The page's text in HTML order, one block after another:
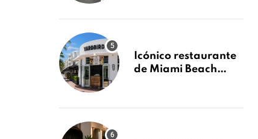
millones de
Icónico restaurante
de Miami Beach
después de 15 años